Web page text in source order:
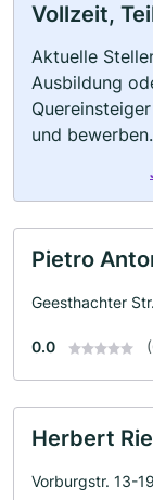
Vollzeit,
Aktuelle
Ausbildung
und bewerben.
Pietro
Geesthachter
0.0
Herbert
Vorburgstr. 13-